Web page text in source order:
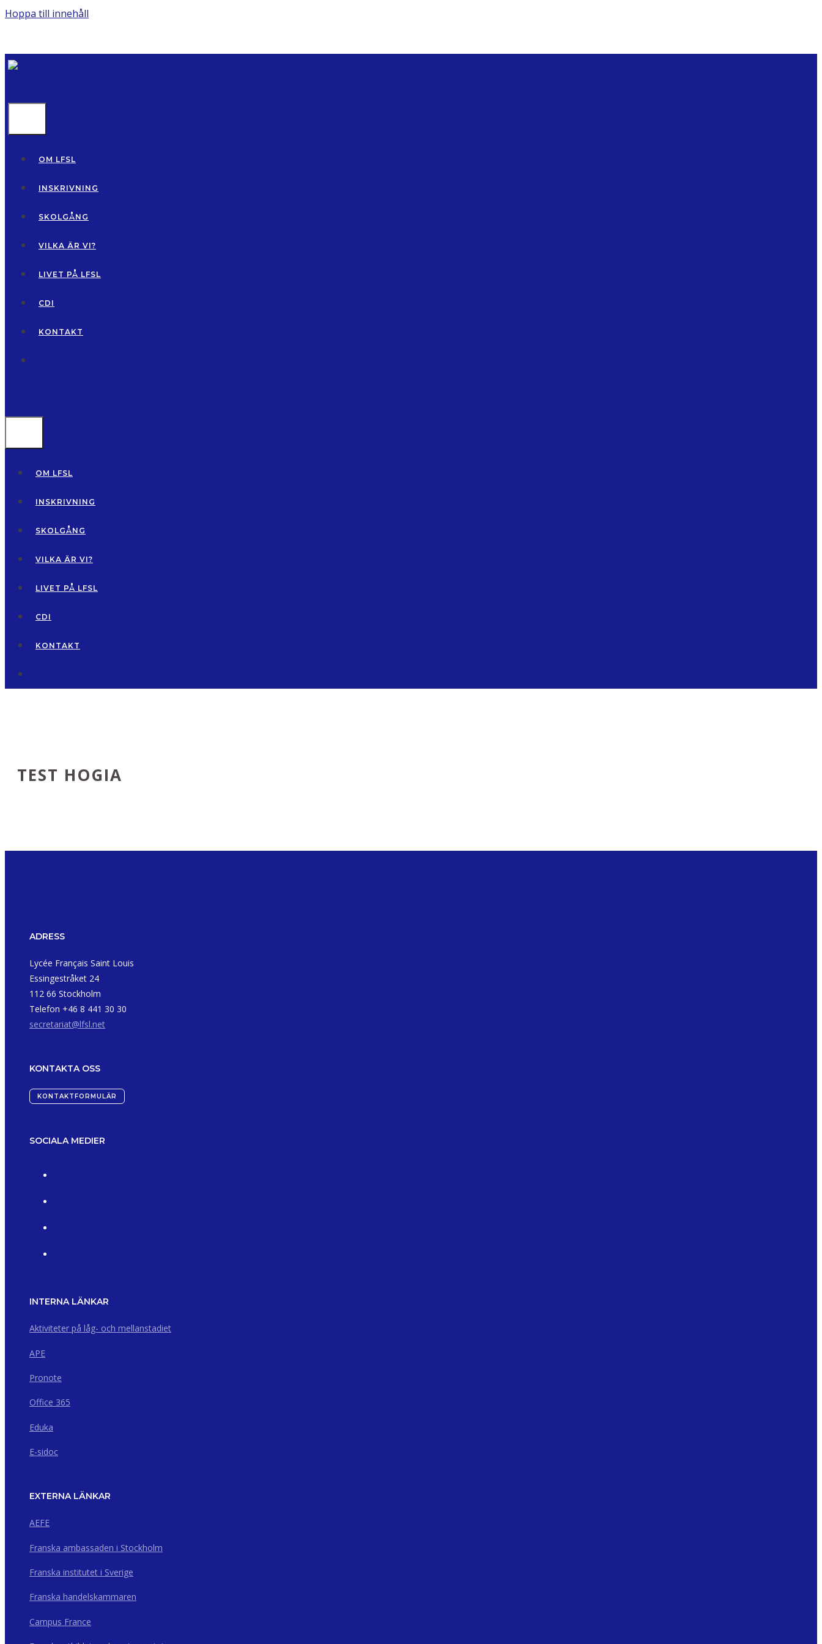
Hoppa till innehåll
OM LFSL
INSKRIVNING
SKOLGÅNG
VILKA ÄR VI?
LIVET PÅ LFSL
CDI
KONTAKT
OM LFSL
INSKRIVNING
SKOLGÅNG
VILKA ÄR VI?
LIVET PÅ LFSL
CDI
KONTAKT
TEST HOGIA
ADRESS
Lycée Français Saint Louis
Essingestråket 24
112 66 Stockholm
Telefon +46 8 441 30 30
secretariat@lfsl.net
KONTAKTA OSS
KONTAKTFORMULÄR
SOCIALA MEDIER
INTERNA LÄNKAR
Aktiviteter på låg- och mellanstadiet
APE
Pronote
Office 365
Eduka
E-sidoc
EXTERNA LÄNKAR
AEFE
Franska ambassaden i Stockholm
Franska institutet i Sverige
Franska handelskammaren
Campus France